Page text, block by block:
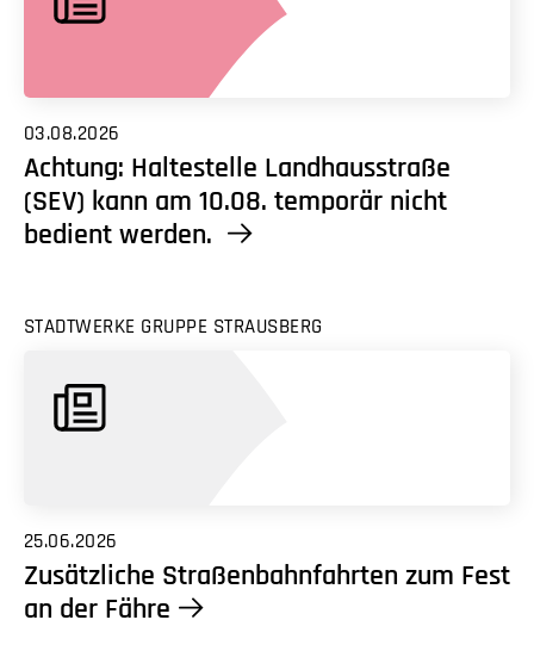
03.08.2026
Achtung: Haltestelle Landhausstraße
(SEV) kann am 10.08. temporär nicht
bedient werden.
STADTWERKE GRUPPE STRAUSBERG
25.06.2026
Zusätzliche Straßenbahnfahrten zum Fest
an der Fähre